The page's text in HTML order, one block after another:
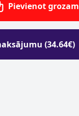
Pievienot grozam
(34.64€)